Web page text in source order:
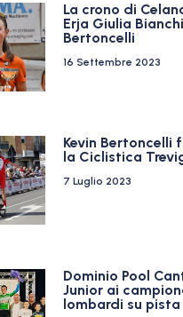
La crono di
Erja Giulia
Bertoncelli
16 Settembre 2023
Kevin Bertoncelli
la Ciclistica
7 Luglio 2023
Dominio Pool
Junior ai
lombardi su pista